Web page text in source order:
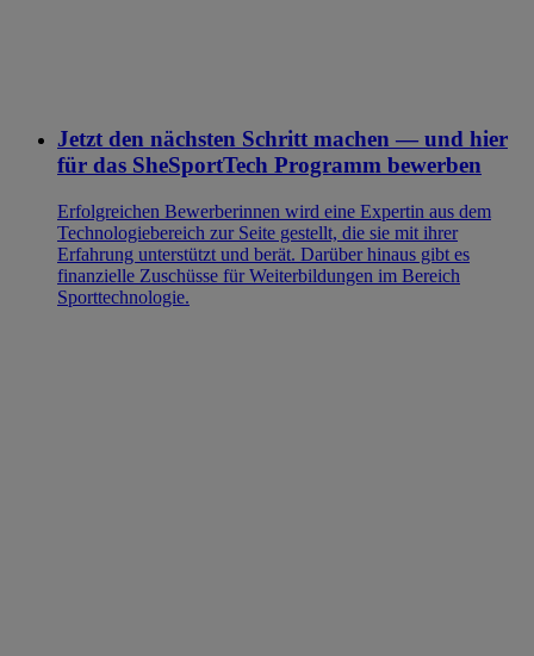
Jetzt den nächsten Schritt machen — und hier
für das SheSportTech Programm bewerben
Erfolgreichen Bewerberinnen wird eine Expertin aus dem
Technologiebereich zur Seite gestellt, die sie mit ihrer
Erfahrung unterstützt und berät. Darüber hinaus gibt es
finanzielle Zuschüsse für Weiterbildungen im Bereich
Sporttechnologie.